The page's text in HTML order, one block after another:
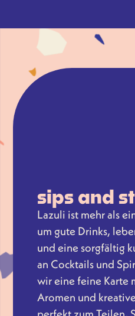
sips and
Lazuli ist mehr als
um gute Drinks,
und eine sorgfältig
an Cocktails und
wir eine feine Karte
Aromen und